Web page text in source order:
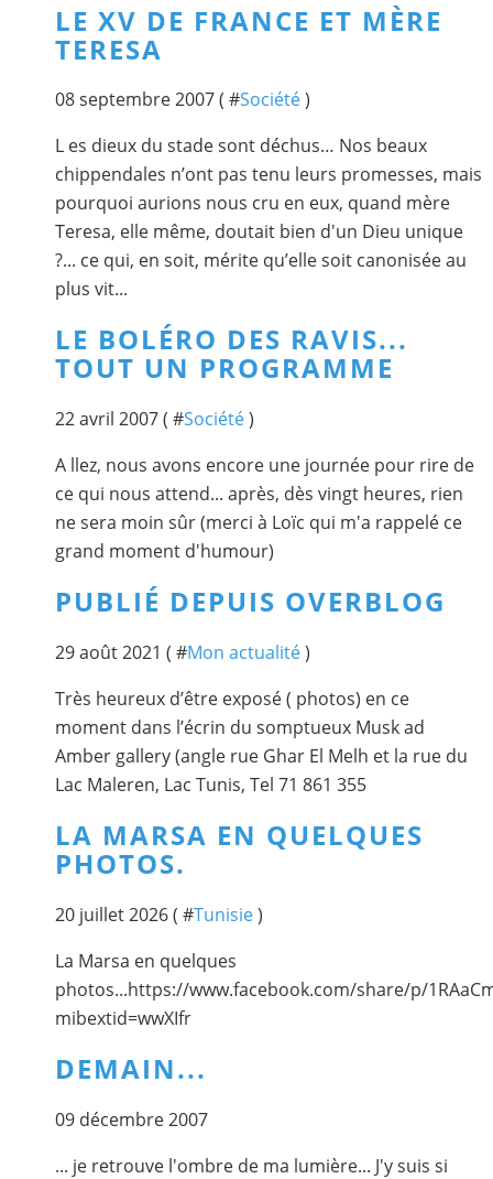
LE XV DE FRANCE ET MÈRE
TERESA
08 septembre 2007 ( #Société)
L es dieux du stade sont déchus… Nos beaux
chippendales n’ont pas tenu leurs promesses, mais
pourquoi aurions nous cru en eux, quand mère
Teresa, elle même, doutait bien d'un Dieu unique
?... ce qui, en soit, mérite qu’elle soit canonisée au
plus vit...
LE BOLÉRO DES RAVIS...
TOUT UN PROGRAMME
22 avril 2007 ( #Société)
A llez, nous avons encore une journée pour rire de
ce qui nous attend... après, dès vingt heures, rien
ne sera moin sûr (merci à Loïc qui m'a rappelé ce
grand moment d'humour)
PUBLIÉ DEPUIS OVERBLOG
29 août 2021 ( #Mon actualité)
Très heureux d’être exposé ( photos) en ce
moment dans l’écrin du somptueux Musk ad
Amber gallery (angle rue Ghar El Melh et la rue du
Lac Maleren, Lac Tunis, Tel 71 861 355
LA MARSA EN QUELQUES
PHOTOS.
20 juillet 2026 ( #Tunisie)
La Marsa en quelques
photos...https://www.facebook.com/share/p/
mibextid=wwXIfr
DEMAIN...
09 décembre 2007
... je retrouve l'ombre de ma lumière... J'y suis si